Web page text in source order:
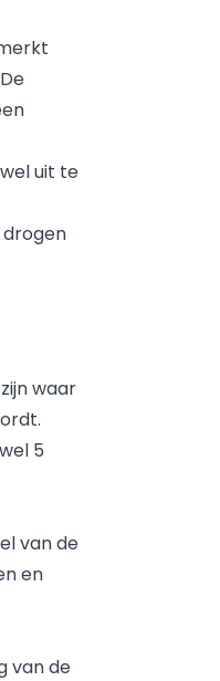
uit te
waar
5
van de
en
van de